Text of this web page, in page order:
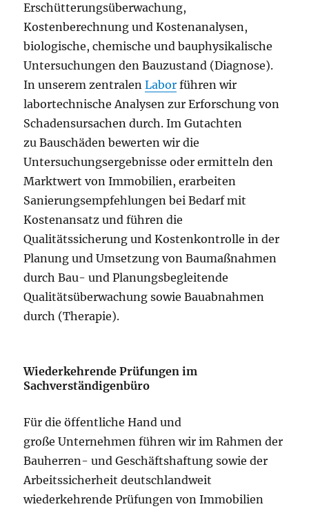
Erschütterungsüberwachung,
Kostenberechnung und Kostenanalysen,
biologische, chemische und bauphysikalische
Untersuchungen den Bauzustand (Diagnose).
In unserem zentralenLabor führen wir
labortechnische Analysen zur Erforschung von
Schadensursachen durch. Im Gutachten
zu Bauschäden bewerten wir die
Untersuchungsergebnisse oder ermitteln den
Marktwert von Immobilien, erarbeiten
Sanierungsempfehlungen bei Bedarf mit
Kostenansatz und führen die
Qualitätssicherung und Kostenkontrolle in der
Planung und Umsetzung von Baumaßnahmen
durch Bau- und Planungsbegleitende
Qualitätsüberwachung sowie Bauabnahmen
durch (Therapie).
Wiederkehrende Prüfungenim
Sachverständigenbüro
Für die öffentliche Hand und
große Unternehmen führen wir im Rahmen der
Bauherren- und Geschäftshaftung sowie der
Arbeitssicherheit deutschlandweit
wiederkehrende Prüfungen von Immobilien